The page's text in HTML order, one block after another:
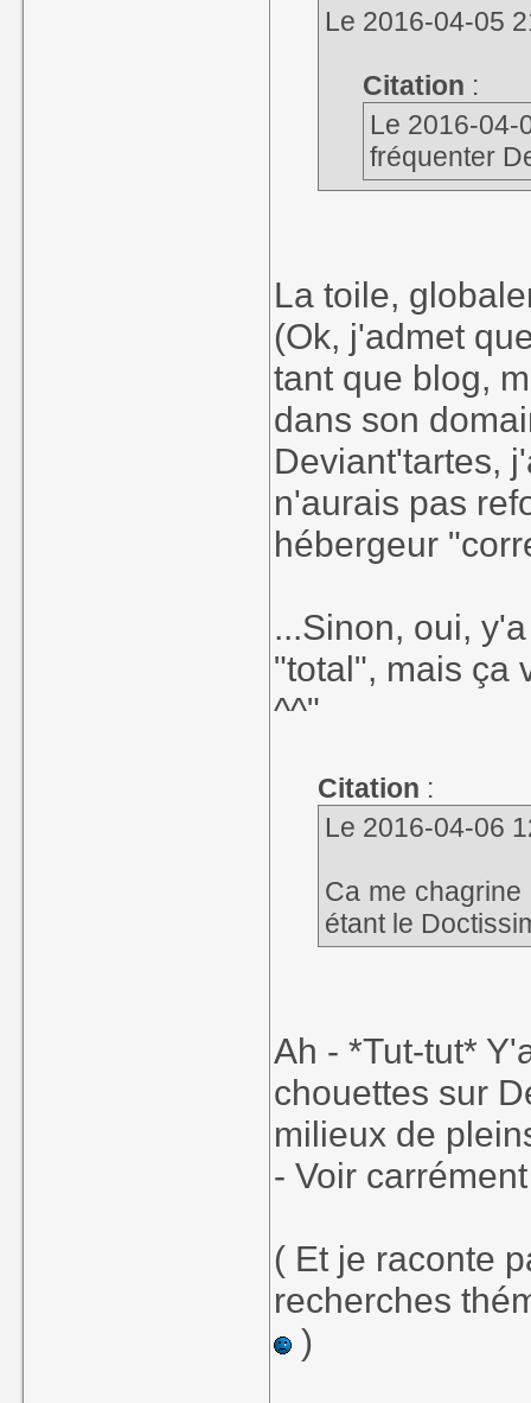
Le 2016-04-05
Citation :
Le 2016-04-
fréquenter
La toile,
(Ok, j'admet
tant que blog,
dans son
Deviant'tartes,
n'aurais pas
hébergeur
...Sinon, oui,
"total", mais ça
^^"
Citation :
Le 2016-04-06
Ca me
étant le
Ah - *Tut-tut*
chouettes sur
milieux de
- Voir
( Et je raconte
recherches
)